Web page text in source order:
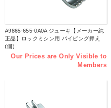
A9865-655-0A0A ジューキ【メーカー純
正品】ロックミシン用 パイピング押え
(個)
Our Prices are Only Visible to
Members